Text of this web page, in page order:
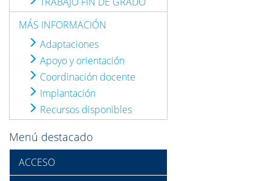
MÁS INFORMACIÓN
Adaptaciones
Apoyo y orientación
Coordinación docente
Implantación
Recursos disponibles
Menú destacado
ACCESO